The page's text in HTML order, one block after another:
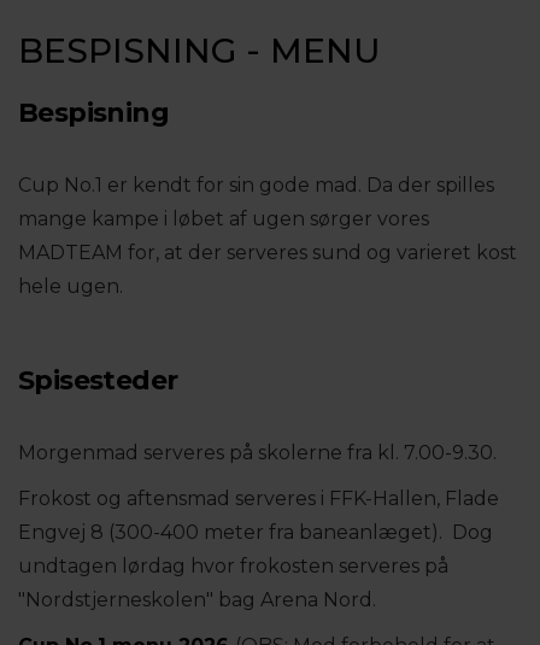
BESPISNING - MENU
Bespisning
Cup No.1 er kendt for sin gode mad. Da der spilles
mange kampe i løbet af ugen sørger vores
MADTEAM for, at der serveres sund og varieret kost
hele ugen.
Spisesteder
Morgenmad serveres på skolerne fra kl. 7.00-9.30.
Frokost og aftensmad serveres i FFK-Hallen, Flade
Engvej 8 (300-400 meter fra baneanlæget). Dog
undtagen lørdag hvor frokosten serveres på
"Nordstjerneskolen" bag Arena Nord.